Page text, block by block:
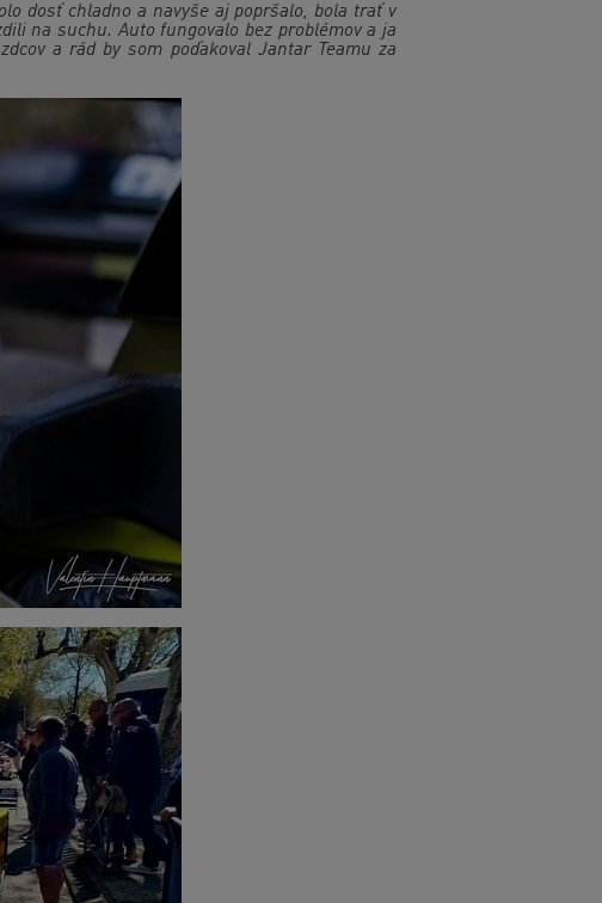
dosť chladno a navyše aj popršalo, bola trať v
na suchu. Auto fungovalo bez problémov a ja
a rád by som poďakoval Jantar Teamu za